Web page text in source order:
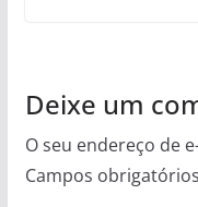
Deixe um
O seu endereço de
Campos